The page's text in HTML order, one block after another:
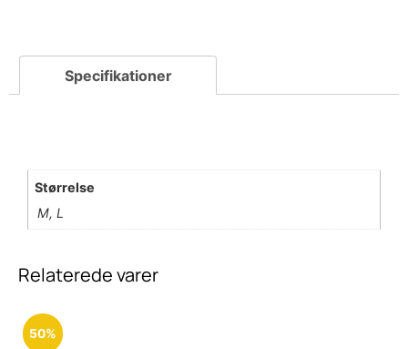
Størrelse
M, L
Relaterede varer
50%